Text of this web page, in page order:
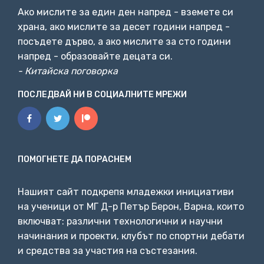
точна на компаниите, са по-скъпи и по-многобройни -
стимулът за тях е да автоматизират тяхната
работа, повече от тази на нискоквалифицираните
работници.Точно за това са инженерите по
автоматизация. Това са опитни програмисти, чиято
07:54
не може да направи бот, който да прави твоята
програмирането не са супер-умни програмисти,
правещи ботове, но супер-умни програмисти,
правещи ботове, които се учат как
да правят неща,
които програмиста не би могъл да ги научи.
Ако мислите за един ден напред - вземете си
храна, ако мислите за десет години напред -
посъдете дърво, а ако мислите за сто години
напред - образовайте децата си.
- Китайска поговорка
ПОСЛЕДВАЙ НИ В СОЦИАЛНИТЕ МРЕЖИ
ПОМОГНЕТЕ ДА ПОРАСНЕМ
Нашият сайт подкрепя младежки инициативи
на ученици от МГ Д-р Петър Берон, Варна, които
включват: различни технологични и научни
начинания и проекти, клубът по спортни дебати
и средства за участия на състезания.